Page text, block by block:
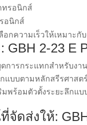
อนิกส์
อกความเร็วให้เหมาะกั
2-23 E
การกระแทกสำหรับงาน
แบบตามหลักสรีรศาส
มพร้อมตัวตั้งระยะลึกแ
ดส่งให้: